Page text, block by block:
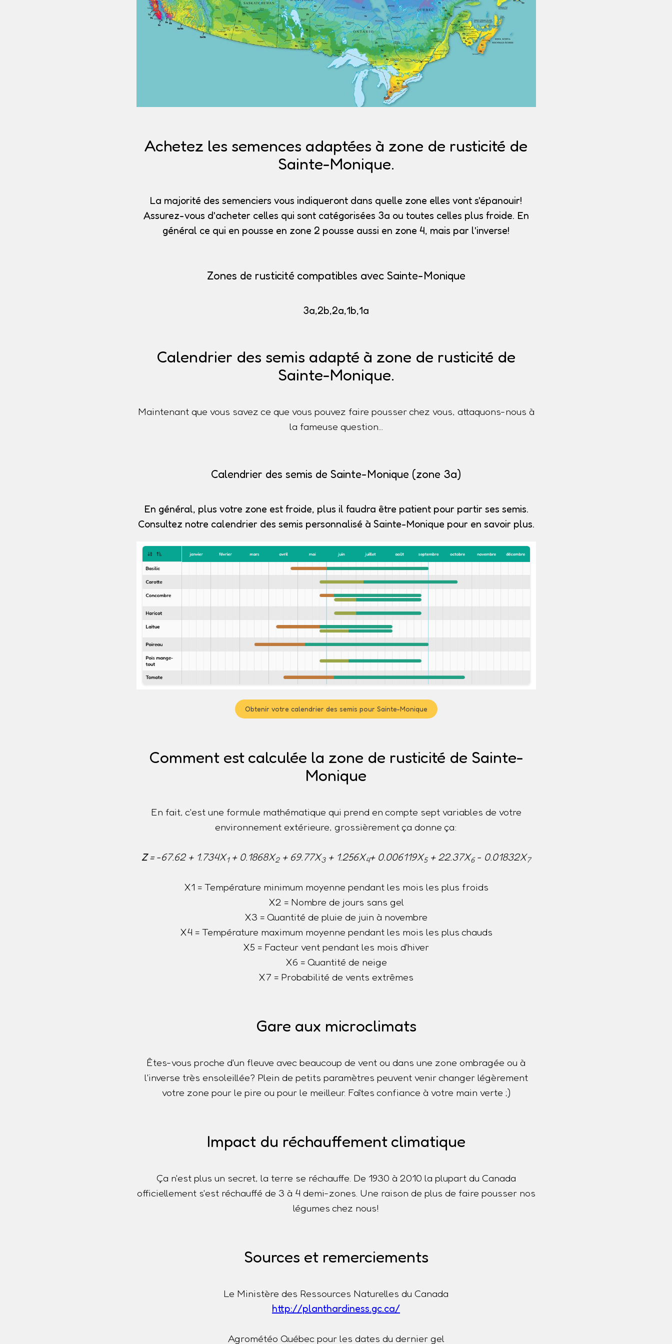
Achetez les semences adaptées à zone de rusticité de
Sainte-Monique.
La majorité des semenciers vous indiqueront dans quelle zone elles vont s'épanouir!
Assurez-vous d'acheter celles qui sont catégorisées 3a ou toutes celles plus froide. En
général ce qui en pousse en zone 2 pousse aussi en zone 4, mais par l'inverse!
Zones de rusticité compatibles avec Sainte-Monique
3a,2b,2a,1b,1a
Calendrier des semis adapté à zone de rusticité de
Sainte-Monique.
Maintenant que vous savez ce que vous pouvez faire pousser chez vous, attaquons-nous à
la fameuse question...
Calendrier des semis de Sainte-Monique (zone 3a)
En général, plus votre zone est froide, plus il faudra être patient pour partir ses semis.
Consultez notre calendrier des semis personnalisé à Sainte-Monique pour en savoir plus.
Obtenir votre calendrier des semis pour Sainte-Monique
Comment est calculée la zone de rusticité de Sainte-
Monique
En fait, c'est une formule mathématique qui prend en compte sept variables de votre
environnement extérieure, grossièrement ça donne ça:
Z= -67.62 + 1.734X1+ 0.1868X2+ 69.77X3+ 1.256X4+ 0.006119X5+ 22.37X6- 0.01832X7
X1 = Température minimum moyenne pendant les mois les plus froids
X2 = Nombre de jours sans gel
X3 = Quantité de pluie de juin à novembre
X4 = Température maximum moyenne pendant les mois les plus chauds
X5 = Facteur vent pendant les mois d'hiver
X6 = Quantité de neige
X7 = Probabilité de vents extrêmes
Gare aux microclimats
Êtes-vous proche d'un fleuve avec beaucoup de vent ou dans une zone ombragée ou à
l'inverse très ensoleillée? Plein de petits paramètres peuvent venir changer légèrement
votre zone pour le pire ou pour le meilleur. Faîtes confiance à votre main verte ;)
Impact du réchauffement climatique
Ça n'est plus un secret, la terre se réchauffe. De 1930 à 2010 la plupart du Canada
officiellement s'est réchauffé de 3 à 4 demi-zones. Une raison de plus de faire pousser nos
légumes chez nous!
Sources et remerciements
Le Ministère des Ressources Naturelles du Canada
http://planthardiness.gc.ca/
Agrométéo Québec pour les dates du dernier gel